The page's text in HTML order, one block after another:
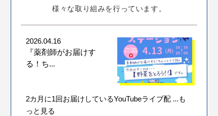
様々な取り組みを行っています。
2026.04.16
『薬剤師がお届けす
る！ち...
2カ月に1回お届けしているYouTubeライブ配 ...も
っと見る